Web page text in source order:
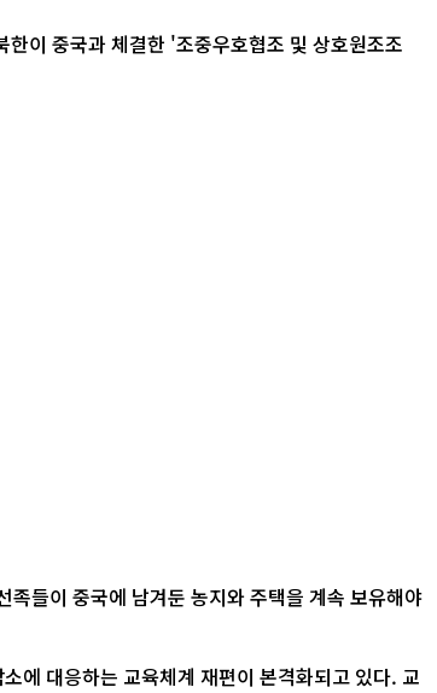
들이 중국에 남겨둔 농지와 주택을 계속 보유해야
에 대응하는 교육체계 재편이 본격화되고 있다. 교